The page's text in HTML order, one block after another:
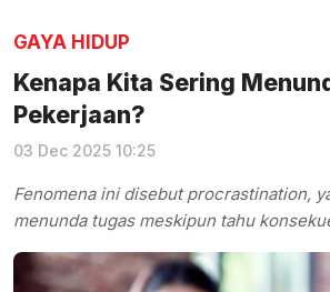
GAYA HIDUP
Kenapa Kita Sering
Pekerjaan?
03 Dec 2025 10:25
Fenomena ini disebut procrastination,
menunda tugas meskipun tahu